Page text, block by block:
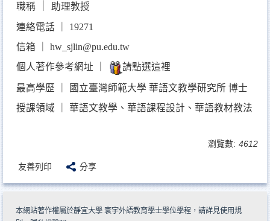
職稱
助理教授
連絡電話 ｜ 19271
信箱 ｜ hw_sjlin@pu.edu.tw
個人著作參考網址 ｜
請點選這裡
最高學歷 ｜ 國立臺灣師範大學 華語文教學研究所 博士
授課領域 ｜ 華語文教學、華語課程設計、華語教材教法
瀏覽數: 4612
友善列印 分享
本網站著作權屬於靜宜大學 寰宇外語教育學士學位學程，請詳見使用規